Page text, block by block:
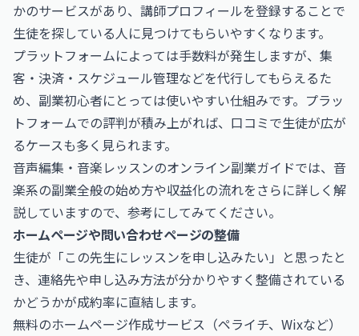
かのサービスがあり、講師プロフィールを登録することで
生徒を探している人に見つけてもらいやすくなります。
プラットフォームによっては手数料が発生しますが、集
客・決済・スケジュール管理などを代行してもらえるた
め、副業初心者にとっては使いやすい仕組みです。プラッ
トフォームでの評判が積み上がれば、口コミで生徒が広が
るケースも多く見られます。
音声編集・音楽レッスンのオンライン副業ガイドでは、音
楽系の副業全般の始め方や収益化の流れをさらに詳しく解
説していますので、参考にしてみてください。
ホームページや問い合わせページの整備
生徒が「この先生にレッスンを申し込みたい」と思ったと
き、連絡先や申し込み方法が分かりやすく整備されている
かどうかが成約率に直結します。
無料のホームページ作成サービス（ペライチ、Wixなど）